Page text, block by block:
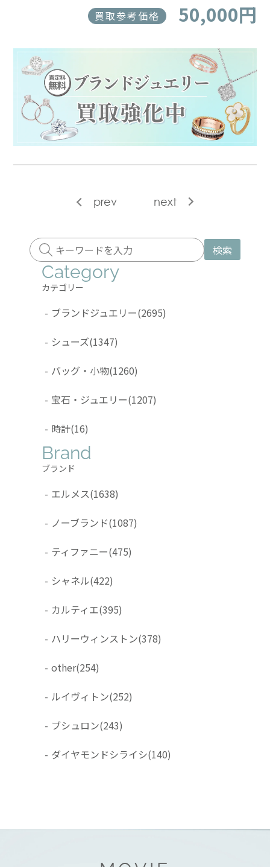
買取参考価格 50,000円
prev next
検索
Category
カテゴリー
- ブランドジュエリー(2695)
- シューズ(1347)
- バッグ・小物(1260)
- 宝石・ジュエリー(1207)
- 時計(16)
Brand
ブランド
- エルメス(1638)
- ノーブランド(1087)
- ティファニー(475)
- シャネル(422)
- カルティエ(395)
- ハリーウィンストン(378)
- other(254)
- ルイヴィトン(252)
- ブシュロン(243)
- ダイヤモンドシライシ(140)